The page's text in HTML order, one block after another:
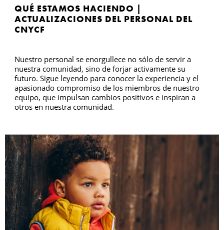
QUÉ ESTAMOS HACIENDO |
ACTUALIZACIONES DEL PERSONAL DEL
CNYCF
Nuestro personal se enorgullece no sólo de servir a
nuestra comunidad, sino de forjar activamente su
futuro. Sigue leyendo para conocer la experiencia y el
apasionado compromiso de los miembros de nuestro
equipo, que impulsan cambios positivos e inspiran a
otros en nuestra comunidad.